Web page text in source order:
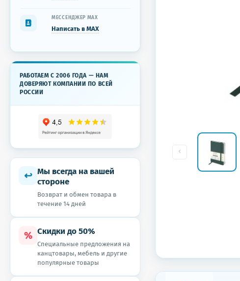
МЕССЕНДЖЕР MAX
Написать в MAX
РАБОТАЕМ С 2006 ГОДА — НАМ
ДОВЕРЯЮТ КОМПАНИИ ПО ВСЕЙ
РОССИИ
↩ Мы всегда на вашей
стороне
Возврат и обмен товара в
течение 14 дней
% Скидки до 50%
Специальные предложения на
канцтовары, мебель и другие
популярные товары